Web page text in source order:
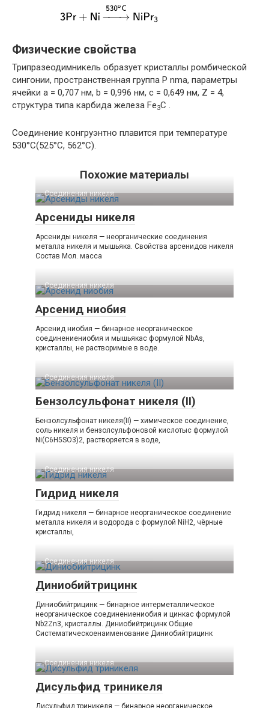
Физические свойства
Трипразеодимникель образует кристаллы ромбической
сингонии, пространственная группа P nma, параметры
ячейки a = 0,707 нм, b = 0,996 нм, c = 0,649 нм, Z = 4,
структура типа карбида железа Fe3C .
Соединение конгруэнтно плавится при температуре
530°C(525°C, 562°C).
Похожие материалы
Соединения никеля‎
Арсениды никеля
Арсениды никеля — неорганические соединения
металла никеля и мышьяка. Свойства арсенидов никеля
Состав Мол. масса
Соединения никеля‎
Арсенид ниобия
Арсенид ниобия — бинарное неорганическое
соединениениобия и мышьякас формулой NbAs,
кристаллы, не растворимые в воде.
Соединения никеля‎
Бензолсульфонат никеля (II)
Бензолсульфонат никеля(II) — химическое соединение,
соль никеля и бензолсульфоновой кислотыс формулой
Ni(C6H5SO3)2, растворяется в воде,
Соединения никеля‎
Гидрид никеля
Гидрид никеля — бинарное неорганическое соединение
металла никеля и водорода с формулой NiH2, чёрные
кристаллы,
Соединения никеля‎
Диниобийтрицинк
Диниобийтрицинк — бинарное интерметаллическое
неорганическое соединениениобия и цинкас формулой
Nb2Zn3, кристаллы. Диниобийтрицинк Общие
Систематическоенаименование Диниобийтрицинк
Соединения никеля‎
Дисульфид триникеля